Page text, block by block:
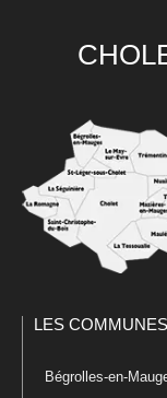
LES COMMUNES
Bégrolles-en-